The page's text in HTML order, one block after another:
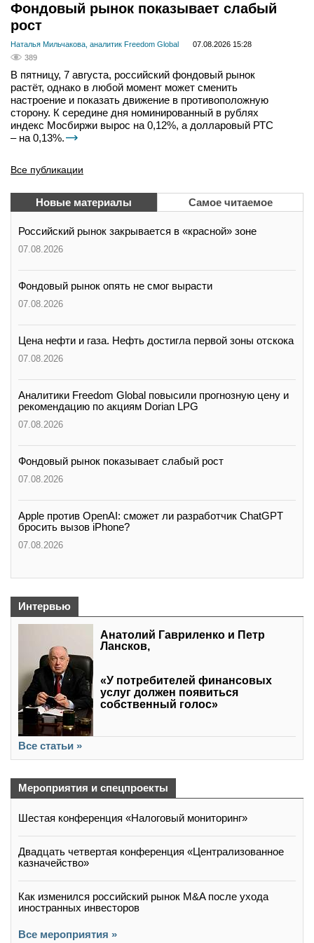
Фондовый рынок показывает слабый
рост
Наталья Мильчакова, аналитик Freedom Global
07.08.2026 15:28
389
В пятницу, 7 августа, российский фондовый рынок
растёт, однако в любой момент может сменить
настроение и показать движение в противоположную
сторону. К середине дня номинированный в рублях
индекс Мосбиржи вырос на 0,12%, а долларовый РТС
– на 0,13%.
Все публикации
Новые материалы Самое читаемое
Российский рынок закрывается в «красной» зоне
07.08.2026
Фондовый рынок опять не смог вырасти
07.08.2026
Цена нефти и газа. Нефть достигла первой зоны отскока
07.08.2026
Аналитики Freedom Global повысили прогнозную цену и
рекомендацию по акциям Dorian LPG
07.08.2026
Фондовый рынок показывает слабый рост
07.08.2026
Apple против OpenAI: сможет ли разработчик ChatGPT
бросить вызов iPhone?
07.08.2026
Интервью
Анатолий Гавриленко и Петр
Лансков,
«У потребителей финансовых
услуг должен появиться
собственный голос»
Все статьи »
Мероприятия и спецпроекты
Шестая конференция «Налоговый мониторинг»
Двадцать четвертая конференция «Централизованное
казначейство»
Как изменился российский рынок M&A после ухода
иностранных инвесторов
Все мероприятия »